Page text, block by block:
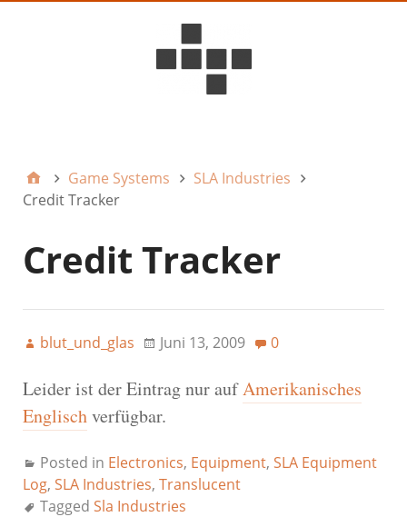
Game Systems
SLA Industries
Credit Tracker
Credit Tracker
blut_und_glas Juni 13, 2009 0
Leider ist der Eintrag nur aufAmerikanisches
Englischverfügbar.
Posted in Electronics, Equipment, SLA Equipment
Log, SLA Industries, Translucent
Tagged Sla Industries